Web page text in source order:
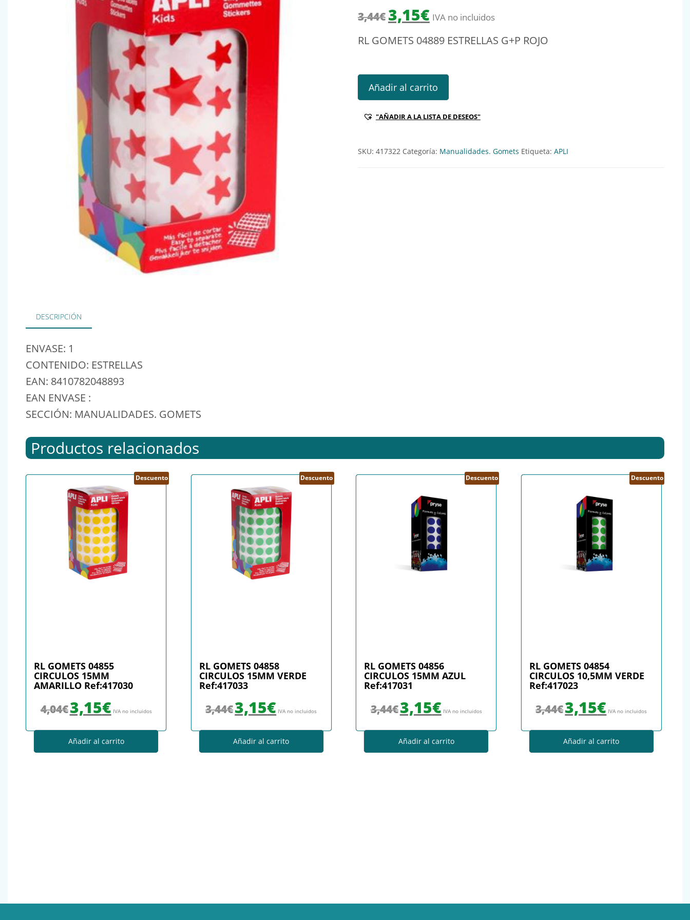
3,44€ El precio original era: 3,44€.
3,15€El precio actual es: 3,15€.
IVA no incluidos
RL GOMETS 04889 ESTRELLAS G+P ROJO
RL GOMETS 04889 ESTRELLAS G+P ROJO Ref:417322 cantidad
Añadir al carrito
"AÑADIR A LA LISTA DE DESEOS"
SKU: 417322 Categoría: Manualidades. Gomets Etiqueta: APLI
DESCRIPCIÓN
ENVASE: 1
CONTENIDO: ESTRELLAS
EAN: 8410782048893
EAN ENVASE :
SECCIÓN: MANUALIDADES. GOMETS
Productos relacionados
Descuento
RL GOMETS 04855
CIRCULOS 15MM
AMARILLO Ref:417030
4,04€3,15€ IVA no incluidos
Añadir al carrito
Descuento
RL GOMETS 04858
CIRCULOS 15MM VERDE
Ref:417033
3,44€3,15€ IVA no incluidos
Añadir al carrito
Descuento
RL GOMETS 04856
CIRCULOS 15MM AZUL
Ref:417031
3,44€3,15€ IVA no incluidos
Añadir al carrito
Descuento
RL GOMETS 04854
CIRCULOS 10,5MM VERDE
Ref:417023
3,44€3,15€ IVA no incluidos
Añadir al carrito